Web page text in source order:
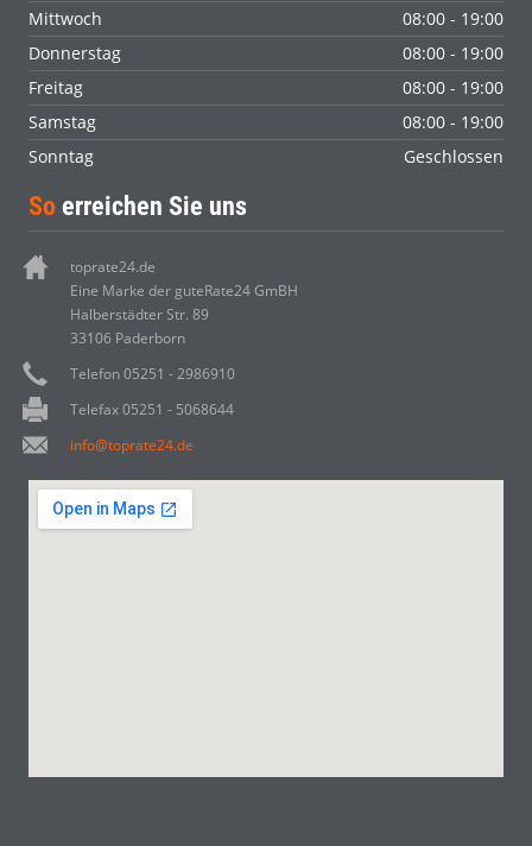
Mittwoch
08:00 - 19:00
Donnerstag
08:00 - 19:00
Freitag
08:00 - 19:00
Samstag
08:00 - 19:00
Sonntag
Geschlossen
So erreichen Sie uns
toprate24.de
Eine Marke der guteRate24 GmBH
Halberstädter Str. 89
33106 Paderborn
Telefon 05251 - 2986910
Telefax 05251 - 5068644
info@toprate24.de